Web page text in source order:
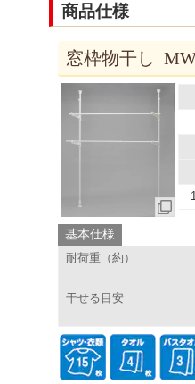
商品仕様
窓枠物干し
基本仕様
耐荷重（約）
干せる目安